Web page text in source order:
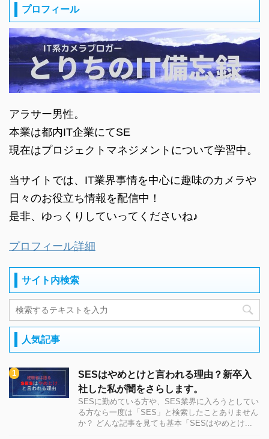
プロフィール
アラサー男性。
本業は都内IT企業にてSE
現在はプロジェクトマネジメントについて学習中。
当サイトでは、IT業界事情を中心に趣味のカメラや
日々のお役立ち情報を配信中！
是非、ゆっくりしていってくださいね♪
プロフィール詳細
サイト内検索
人気記事
SESはやめとけと言われる理由？新卒入
社した私が闇をさらします。
SESに勤めている方や、SES業界に入ろうとしてい
る方なら一度は「SES」と検索したことありません
か？ どんな記事を見ても基本「SESはやめとけ...